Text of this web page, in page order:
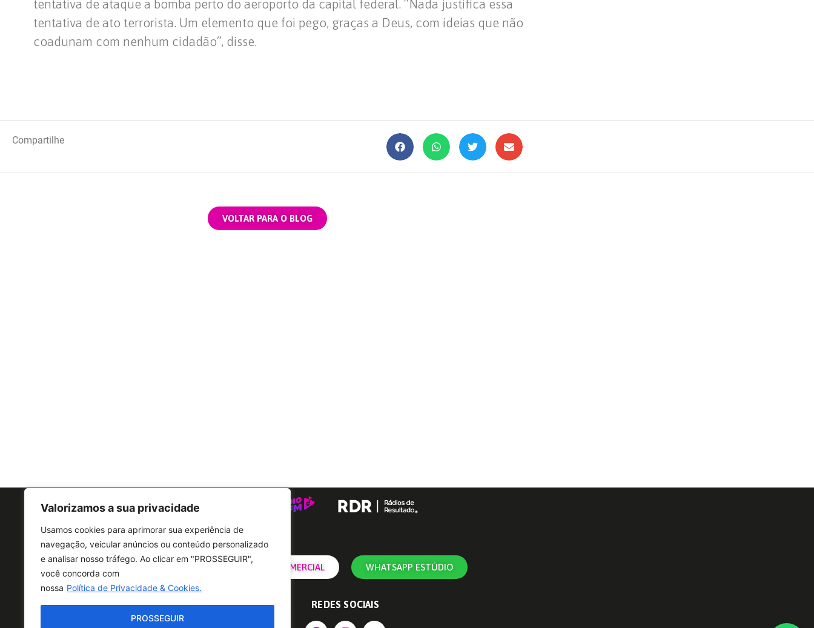
Valorizamos a sua privacidade
Usamos cookies para aprimorar sua experiência de
navegação, veicular anúncios ou conteúdo personalizado
e analisar nosso tráfego. Ao clicar em "PROSSEGUIR",
você concorda com
nossa Política de Privacidade & Cookies.
PROSSEGUIR
tentativa de ataque a bomba perto do aeroporto da capital federal. “Nada justifica essa
tentativa de ato terrorista. Um elemento que foi pego, graças a Deus, com ideias que não
coadunam com nenhum cidadão”, disse.
Compartilhe
VOLTAR PARA O BLOG
CONTATO COMERCIAL WHATSAPP ESTÚDIO
REDES SOCIAIS